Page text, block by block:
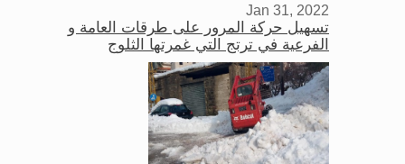
Jan 31, 2022
تسهيل حركة المرور على طرقات العامة و
الفرعية في ترتج التي غمرتها الثلوج